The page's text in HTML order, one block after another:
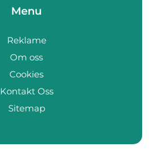
Menu
Reklame
Om oss
Cookies
Kontakt Oss
Sitemap